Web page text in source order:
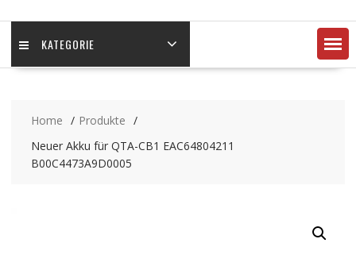
KATEGORIE
Home
Produkte
Neuer Akku für QTA-CB1 EAC64804211
B00C4473A9D0005